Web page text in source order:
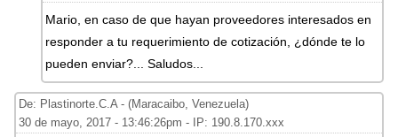
Mario, en caso de que hayan proveedores interesados en
responder a tu requerimiento de cotización, ¿dónde te lo
pueden enviar?... Saludos...
De: Plastinorte.C.A - (Maracaibo, Venezuela)
30 de mayo, 2017 - 13:46:26pm - IP: 190.8.170.xxx